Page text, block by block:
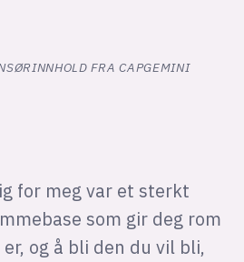
FRA CAPGEMINI
for meg var et sterkt
som gir deg rom
og å bli den du vil bli,